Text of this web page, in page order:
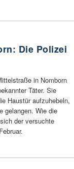
Die Polizei
in Nomborn
Täter. Sie
Haustür aufzuhebeln,
gelangen. Wie die
der versuchte